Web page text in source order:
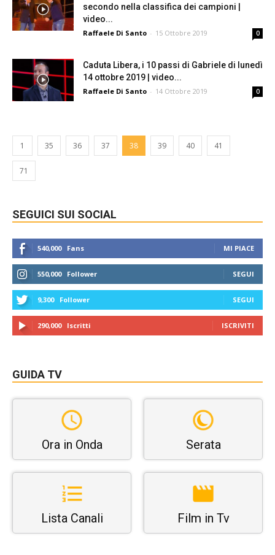
secondo nella classifica dei campioni |
video...
Raffaele Di Santo - 15 Ottobre 2019 0
Caduta Libera, i 10 passi di Gabriele di lunedì
14 ottobre 2019 | video...
Raffaele Di Santo - 14 Ottobre 2019 0
1 35 36 37 38 39 40 41
71
SEGUICI SUI SOCIAL
540,000 Fans MI PIACE
550,000 Follower SEGUI
9,300 Follower SEGUI
290,000 Iscritti ISCRIVITI
GUIDA TV
Ora in Onda Serata
Lista Canali Film in Tv